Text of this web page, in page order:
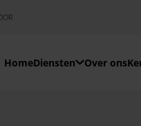
HomeDiensten Over ons